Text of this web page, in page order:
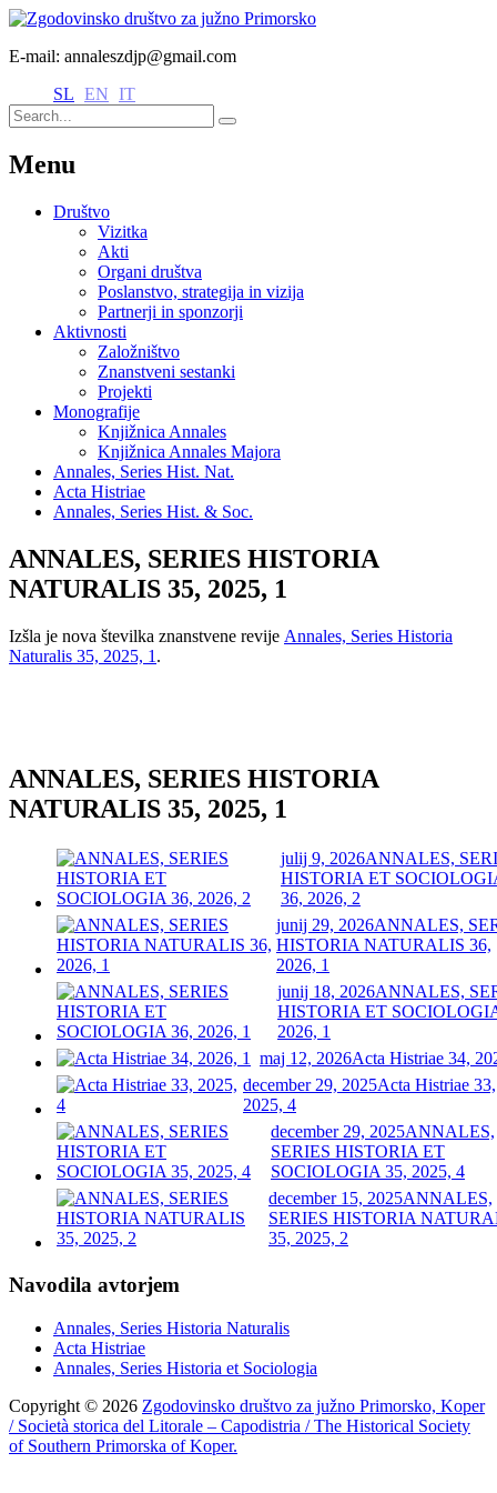
E-mail: annaleszdjp@gmail.com
SL EN IT
Menu
Društvo
Vizitka
Akti
Organi društva
Poslanstvo, strategija in vizija
Partnerji in sponzorji
Aktivnosti
Založništvo
Znanstveni sestanki
Projekti
Monografije
Knjižnica Annales
Knjižnica Annales Majora
Annales, Series Hist. Nat.
Acta Histriae
Annales, Series Hist. & Soc.
ANNALES, SERIES HISTORIA
NATURALIS 35, 2025, 1
Izšla je nova številka znanstvene revije Annales, Series Historia
Naturalis 35, 2025, 1 .
ANNALES, SERIES HISTORIA
NATURALIS 35, 2025, 1
julij 9, 2026ANNALES,
HISTORIA ET
36, 2026, 2
junij 29, 2026ANNALES,
HISTORIA NATURALIS 36,
2026, 1
junij 18, 2026ANNALES,
HISTORIA ET
2026, 1
maj 12, 2026Acta Histriae 34,
december 29, 2025Acta Histriae 33,
2025, 4
december 29, 2025ANNALES,
SERIES HISTORIA ET
SOCIOLOGIA 35, 2025, 4
december 15, 2025ANNALES,
SERIES HISTORIA
35, 2025, 2
Navodila avtorjem
Annales, Series Historia Naturalis
Acta Histriae
Annales, Series Historia et Sociologia
Copyright © 2026 Zgodovinsko društvo za južno Primorsko, Koper
/ Società storica del Litorale – Capodistria / The Historical Society
of Southern Primorska of Koper.